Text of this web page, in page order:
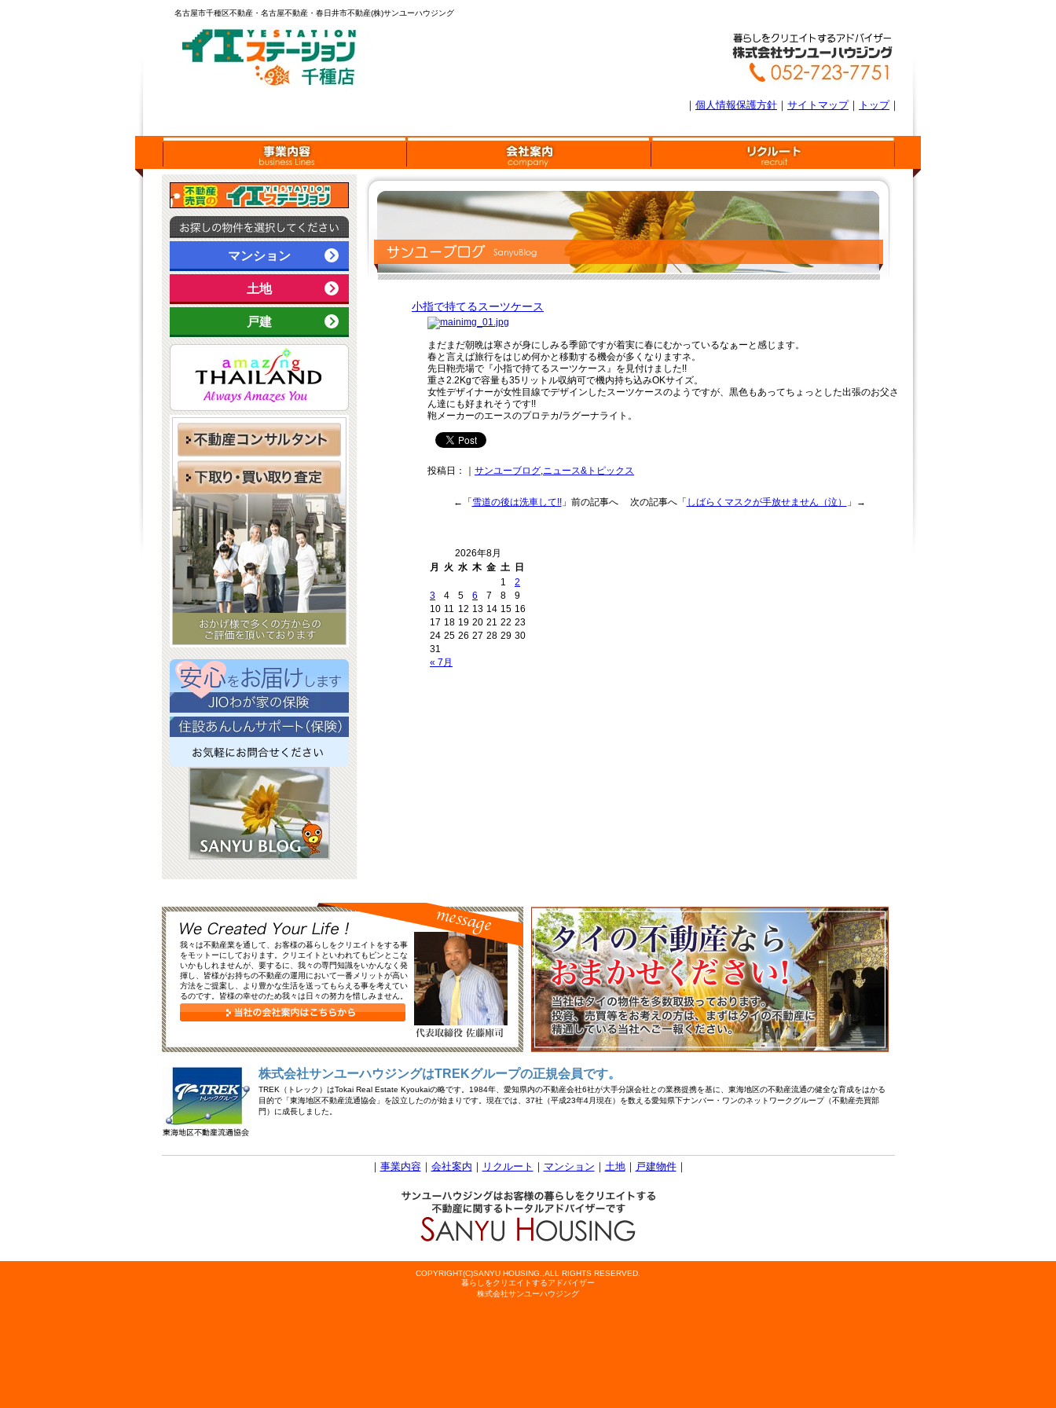
名古屋市千種区不動産・名古屋不動産・春日井市不動産(株)サンユーハウジング
｜ 個人情報保護方針 ｜ サイトマップ｜ トップ｜
マンション
土地
戸建
小指で持てるスーツケース
まだまだ朝晩は寒さが身にしみる季節ですが着実に春にむかっているなぁーと感じます。
春と言えば旅行をはじめ何かと移動する機会が多くなりますネ。
先日鞄売場で『小指で持てるスーツケース』を見付けました!!
重さ2.2Kgで容量も35リットル収納可で機内持ち込みOKサイズ。
女性デザイナーが女性目線でデザインしたスーツケースのようですが、黒色もあってちょっとした出張のお父さ
ん達にも好まれそうです!!
鞄メーカーのエースのプロテカ/ラグーナライト。
投稿日： ｜ サンユーブログ ニュース&トピックス
←「雪道の後は洗車して!!」前の記事へ 次の記事へ「 しばらくマスクが手放せません（泣） 」→
2026年8月
月
火 水 木 金 土 日
« 7月
1
2
3
4 5 6 7 8
9
10 11 12 13 14 15 16
17 18 19 20 21 22 23
24 25 26 27 28 29 30
31
我々は不動産業を通して、お客様の暮らしをクリエイトをする事
をモットーにしております。クリエイトといわれてもピンとこな
いかもしれませんが、要するに、我々の専門知識をいかんなく発
揮し、皆様がお持ちの不動産の運用において一番メリットが高い
方法をご提案し、より豊かな生活を送ってもらえる事を考えてい
るのです。皆様の幸せのため我々は日々の努力を惜しみません。
株式会社サンユーハウジングはTREKグループの正規会員です。
TREK（トレック）はTokai Real Estate Kyoukaiの略です。1984年、愛知県内の不動産会社6社が大手分譲会社との業務提携を基に、東海地区の不動産流通の健全な育成をはかる
目的で「東海地区不動産流通協会」を設立したのが始まりです。現在では、37社（平成23年4月現在）を数える愛知県下ナンバー・ワンのネットワークグループ（不動産売買部
門）に成長しました。
｜ 事業内容｜ 会社案内 ｜ リクルート ｜ マンション ｜ 土地｜ 戸建物件｜
COPYRIGHT(C)SANYU HOUSING.,ALL RIGHTS RESERVED.
暮らしをクリエイトするアドバイザー
株式会社サンユーハウジング